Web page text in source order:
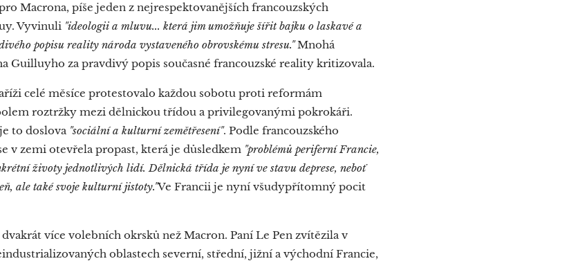
Macrona, píše jeden z nejrespektovanějších francouzských
Vyvinuli "ideologii a mluvu... která jim umožňuje šířit bajku o laskavé a
popisu reality národa vystaveného obrovskému stresu."Mnohá
Guilluyho za pravdivý popis současné francouzské reality kritizovala.
celé měsíce protestovalo každou sobotu proti reformám
roztržky mezi dělnickou třídou a privilegovanými pokrokáři.
to doslova "sociální a kulturní zemětřesení". Podle francouzského
v zemi otevřela propast, která je důsledkem"problémů periferní Francie,
životy jednotlivých lidí. Dělnická třída je nyní ve stavu deprese, neboť
ale také svoje kulturní jistoty."Ve Francii je nyní všudypřítomný pocit
více volebních okrsků než Macron. Paní Le Pen zvítězila v
oblastech severní, střední, jižní a východní Francie,